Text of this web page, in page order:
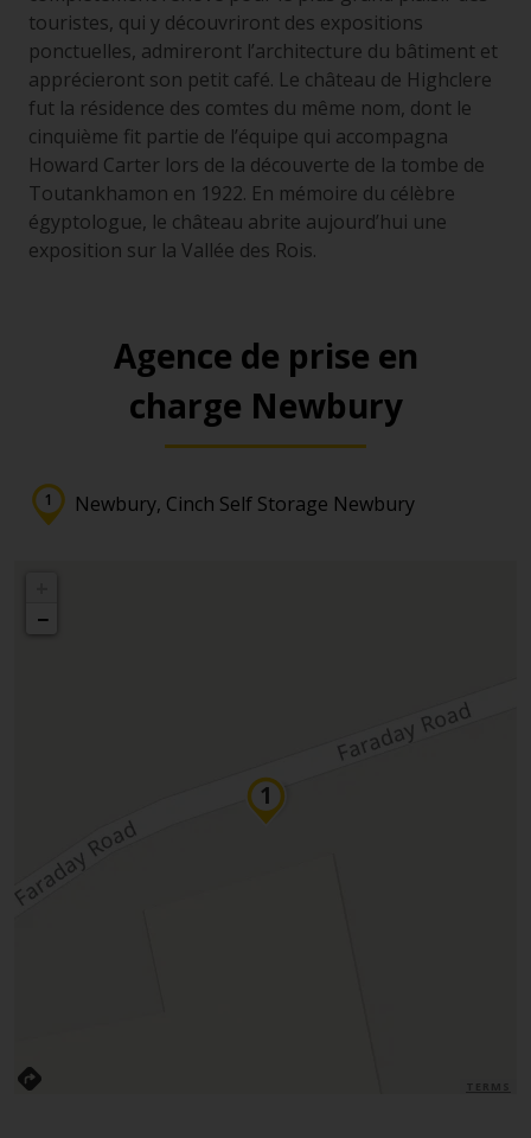
touristes, qui y découvriront des expositions
ponctuelles, admireront l’architecture du bâtiment et
apprécieront son petit café. Le château de Highclere
fut la résidence des comtes du même nom, dont le
cinquième fit partie de l’équipe qui accompagna
Howard Carter lors de la découverte de la tombe de
Toutankhamon en 1922. En mémoire du célèbre
égyptologue, le château abrite aujourd’hui une
exposition sur la Vallée des Rois.
Agence de prise en
charge Newbury
Newbury, Cinch Self Storage Newbury
−